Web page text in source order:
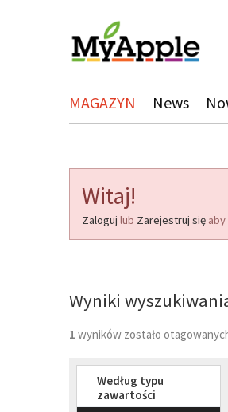
MAGAZYN News
Witaj!
Zaloguj lub Zarejestruj się
Wyniki
1 wyników zostało
Według typu
zawartości